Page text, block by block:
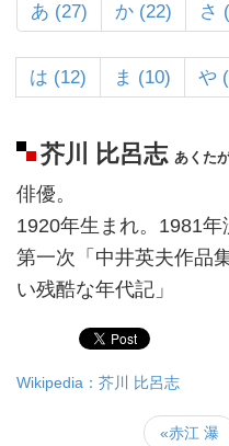
あ (27) か (22) さ
は (12)
ま (10) や
芥川 比呂志あくた
俳優。
1920年生まれ。1981年
第一次「中井英夫作品
い残酷な年代記」
Wikipedia：芥川 比呂志
«赤江 瀑